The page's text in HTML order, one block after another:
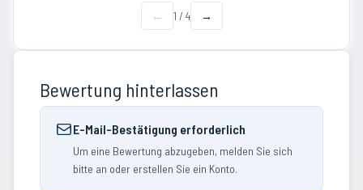
← 1 / 4 →
Bewertung hinterlassen
E-Mail-Bestätigung erforderlich
Um eine Bewertung abzugeben, melden Sie sich
bitte an oder erstellen Sie ein Konto.